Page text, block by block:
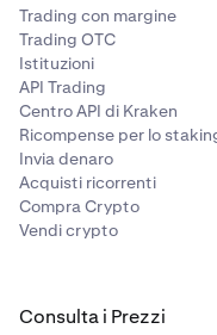
Trading con margine
Trading OTC
Istituzioni
API Trading
Centro API di Kraken
Ricompense per lo
Invia denaro
Acquisti ricorrenti
Compra Crypto
Vendi crypto
Consulta i Prezzi